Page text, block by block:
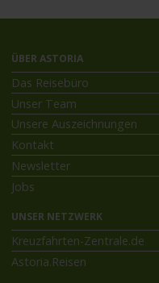
ÜBER ASTORIA
Das Reisebüro
Unser Team
Unsere Auszeichnungen
Kontakt
Newsletter
Jobs
UNSER NETZWERK
Kreuzfahrten-Zentrale.de
Astoria.Reisen